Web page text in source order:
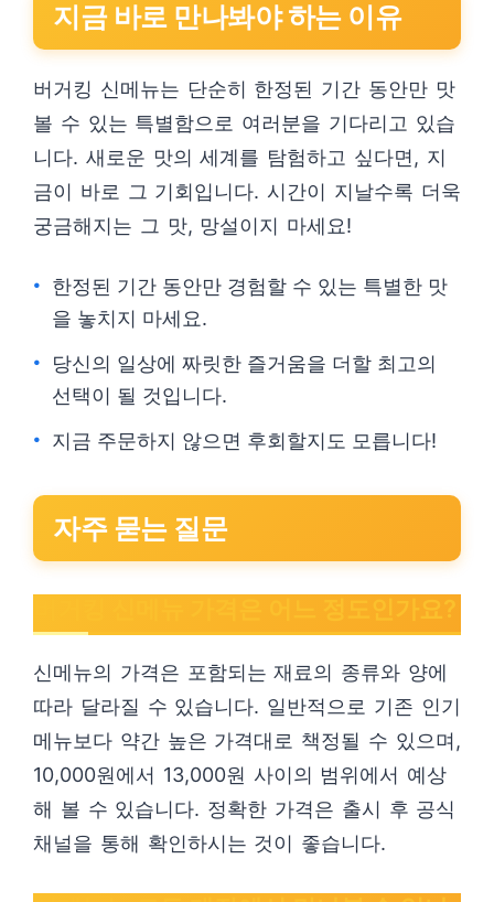
지금 바로 만나봐야 하는 이유
버거킹 신메뉴는 단순히 한정된 기간 동안만 맛
볼 수 있는 특별함으로 여러분을 기다리고 있습
니다. 새로운 맛의 세계를 탐험하고 싶다면, 지
금이 바로 그 기회입니다. 시간이 지날수록 더욱
궁금해지는 그 맛, 망설이지 마세요!
한정된 기간 동안만 경험할 수 있는 특별한 맛
을 놓치지 마세요.
당신의 일상에 짜릿한 즐거움을 더할 최고의
선택이 될 것입니다.
지금 주문하지 않으면 후회할지도 모릅니다!
자주 묻는 질문
신메뉴의 가격은 포함되는 재료의 종류와 양에
따라 달라질 수 있습니다. 일반적으로 기존 인기
메뉴보다 약간 높은 가격대로 책정될 수 있으며,
10,000원에서 13,000원 사이의 범위에서 예상
해 볼 수 있습니다. 정확한 가격은 출시 후 공식
채널을 통해 확인하시는 것이 좋습니다.